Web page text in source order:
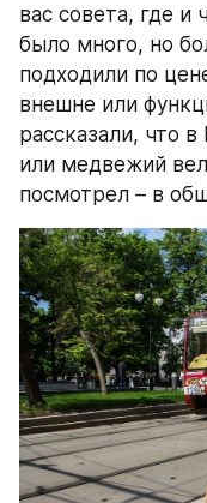
вас совета, где и
было много, но
подходили по
внешне или
рассказали, что
или медвежий
посмотрел – в